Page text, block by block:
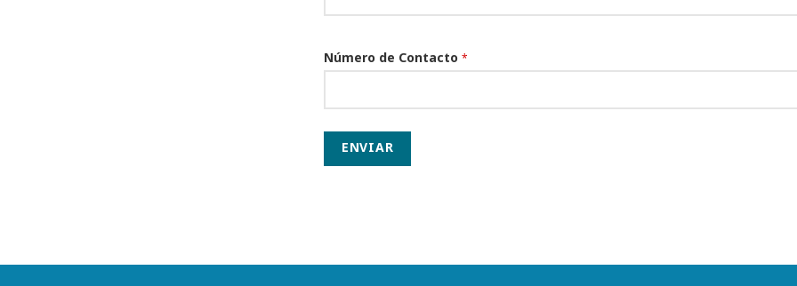
Número de Contacto *
ENVIAR